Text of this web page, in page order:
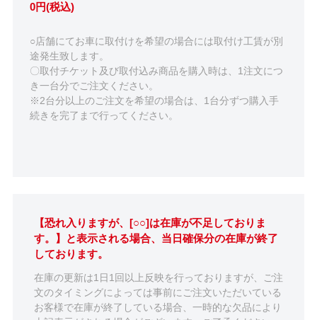
0円(税込)
○店舗にてお車に取付けを希望の場合には取付け工賃が別
途発生致します。
〇取付チケット及び取付込み商品を購入時は、1注文につ
き一台分でご注文ください。
※2台分以上のご注文を希望の場合は、1台分ずつ購入手
続きを完了まで行ってください。
【恐れ入りますが、[○○]は在庫が不足しておりま
す。】と表示される場合、当日確保分の在庫が終了
しております。
在庫の更新は1日1回以上反映を行っておりますが、ご注
文のタイミングによっては事前にご注文いただいている
お客様で在庫が終了している場合、一時的な欠品により